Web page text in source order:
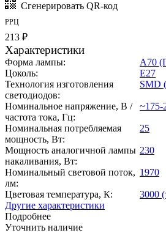
Сгенерировать QR-код
РРЦ
213 ₽
Характеристики
Форма лампы:
A70
Цоколь:
E27
Технология изготовления
светодиодов:
SMD
Номинальное напряжение, В /
частота тока, Гц:
~175-
Номинальная потребляемая
мощность, Вт:
25
Мощность аналогичной лампы
накаливания, Вт:
230
Номинальный световой поток,
лм:
1970
Цветовая температура, К:
3000
Другие характеристики
Подробнее
Уточнить наличие